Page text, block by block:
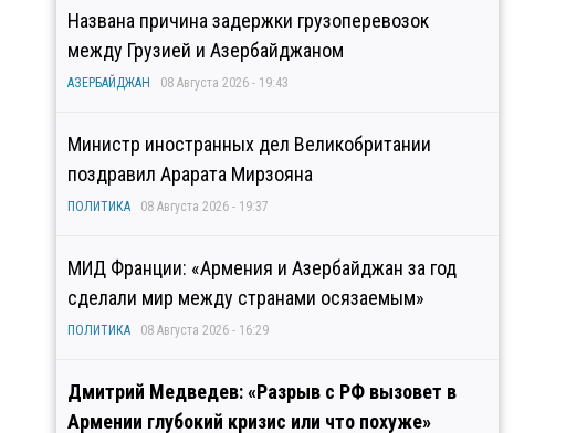
Названа причина задержки грузоперевозок
между Грузией и Азербайджаном
АЗЕРБАЙДЖАН 08 Августа 2026 - 19:43
Министр иностранных дел Великобритании
поздравил Арарата Мирзояна
ПОЛИТИКА 08 Августа 2026 - 19:37
МИД Франции: «Армения и Азербайджан за год
сделали мир между странами осязаемым»
ПОЛИТИКА 08 Августа 2026 - 16:29
Дмитрий Медведев: «Разрыв с РФ вызовет в
Армении глубокий кризис или что похуже»